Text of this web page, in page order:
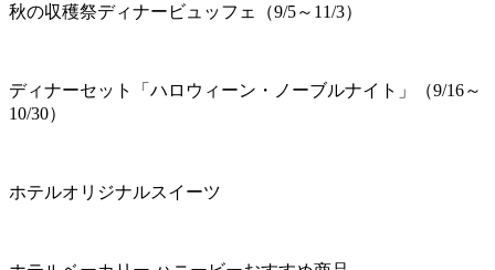
秋の収穫祭ディナービュッフェ（9/5～11/3）
ディナーセット「ハロウィーン・ノーブルナイト」（9/16～
10/30）
ホテルオリジナルスイーツ